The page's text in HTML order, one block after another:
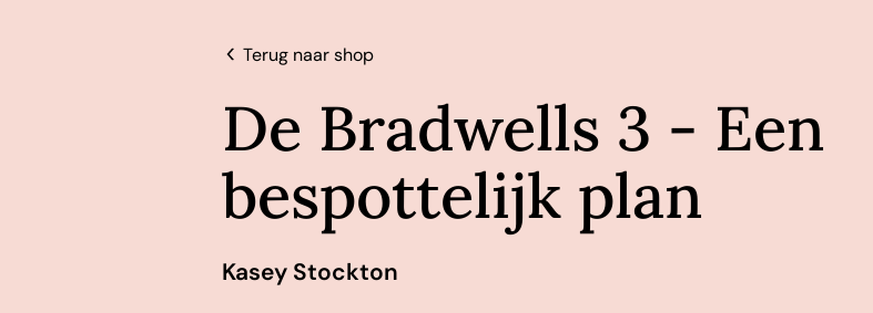
Terug naar shop
De Bradwells 3 - Een
bespottelijk plan
Kasey Stockton